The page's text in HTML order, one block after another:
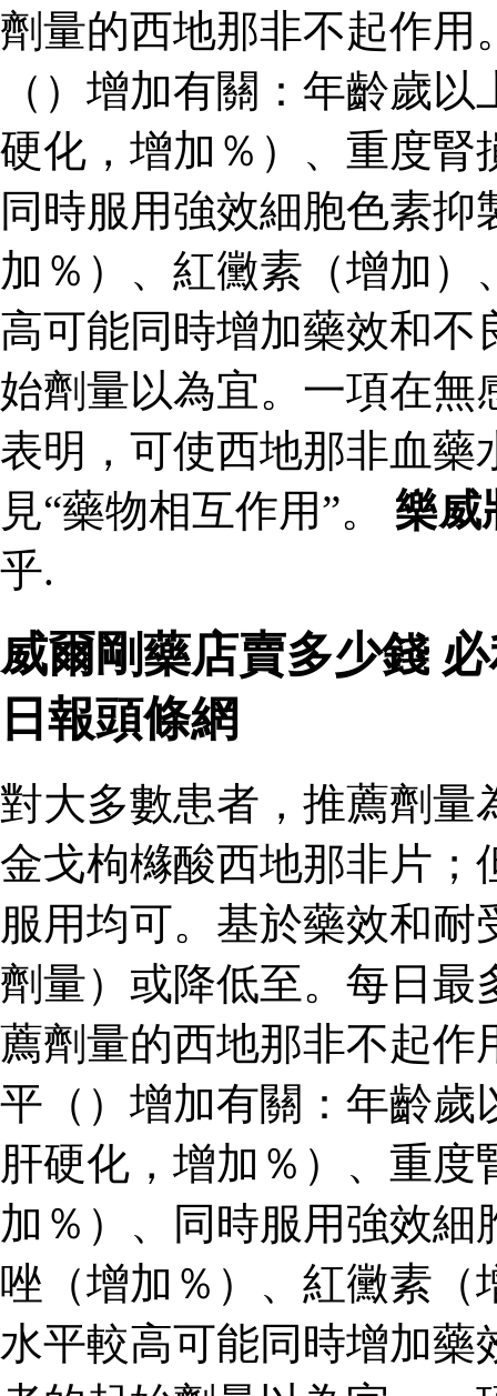
劑量的西地那非不起作用
（）增加有關：年齡歲
硬化，增加％）、重度腎
同時服用強效細胞色素
加％）、紅黴素（增加
高可能同時增加藥效和不
始劑量以為宜。一項在無
表明，可使西地那非血藥
見“藥物相互作用”。 樂威
乎.
威爾剛藥店賣多少錢
日報頭條網
對大多數患者，推薦劑量
金戈枸櫞酸西地那非片；
服用均可。基於藥效和
劑量）或降低至。每日最
薦劑量的西地那非不起作
平（）增加有關：年齡歲
肝硬化，增加％）、重
加％）、同時服用強效
唑（增加％）、紅黴素（
水平較高可能同時增加